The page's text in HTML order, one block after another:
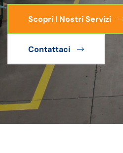
Scopri I Nostri Servizi
Contattaci